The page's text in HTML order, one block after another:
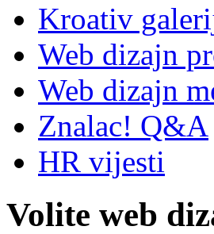
Kroativ
Web dizajn
Web dizajn
Znalac! Q&A
HR vijesti
Volite web